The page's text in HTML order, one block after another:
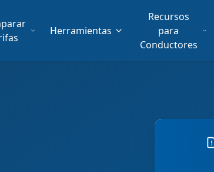
Herramientas
Recursos
para
Conductores